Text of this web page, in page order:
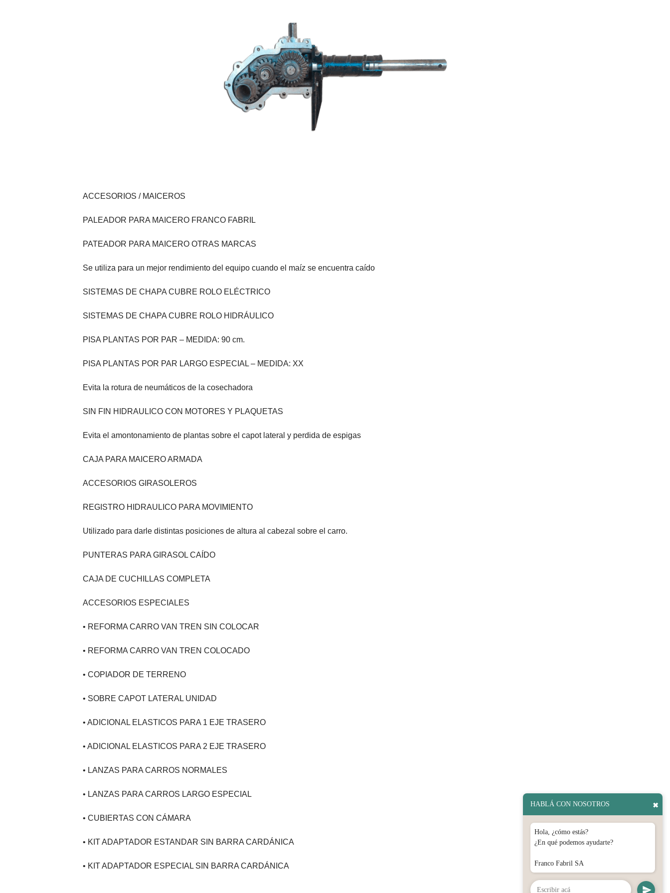
ACCESORIOS / MAICEROS
PALEADOR PARA MAICERO FRANCO FABRIL
PATEADOR PARA MAICERO OTRAS MARCAS
Se utiliza para un mejor rendimiento del equipo cuando el maíz se encuentra caído
SISTEMAS DE CHAPA CUBRE ROLO ELÉCTRICO
SISTEMAS DE CHAPA CUBRE ROLO HIDRÁULICO
PISA PLANTAS POR PAR – MEDIDA: 90 cm.
PISA PLANTAS POR PAR LARGO ESPECIAL – MEDIDA: XX
Evita la rotura de neumáticos de la cosechadora
SIN FIN HIDRAULICO CON MOTORES Y PLAQUETAS
Evita el amontonamiento de plantas sobre el capot lateral y perdida de espigas
CAJA PARA MAICERO ARMADA
ACCESORIOS GIRASOLEROS
REGISTRO HIDRAULICO PARA MOVIMIENTO
Utilizado para darle distintas posiciones de altura al cabezal sobre el carro.
PUNTERAS PARA GIRASOL CAÍDO
CAJA DE CUCHILLAS COMPLETA
ACCESORIOS ESPECIALES
• REFORMA CARRO VAN TREN SIN COLOCAR
• REFORMA CARRO VAN TREN COLOCADO
• COPIADOR DE TERRENO
• SOBRE CAPOT LATERAL UNIDAD
• ADICIONAL ELASTICOS PARA 1 EJE TRASERO
• ADICIONAL ELASTICOS PARA 2 EJE TRASERO
• LANZAS PARA CARROS NORMALES
• LANZAS PARA CARROS LARGO ESPECIAL
• CUBIERTAS CON CÁMARA
• KIT ADAPTADOR ESTANDAR SIN BARRA CARDÁNICA
• KIT ADAPTADOR ESPECIAL SIN BARRA CARDÁNICA
HABLÁ CON NOSOTROS ✖
Hola, ¿cómo estás?
¿En qué podemos ayudarte?
Franco Fabril SA